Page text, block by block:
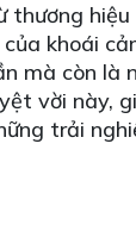
khoái
mà còn
vời này,
trải